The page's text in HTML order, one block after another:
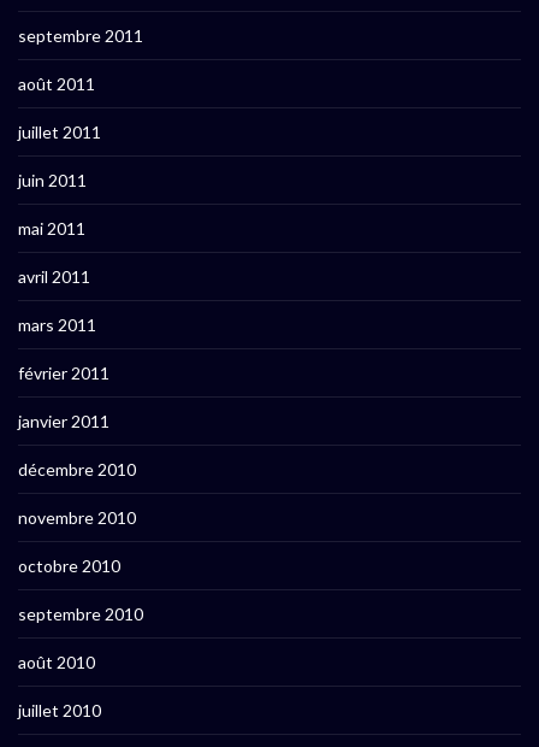
septembre 2011
août 2011
juillet 2011
juin 2011
mai 2011
avril 2011
mars 2011
février 2011
janvier 2011
décembre 2010
novembre 2010
octobre 2010
septembre 2010
août 2010
juillet 2010